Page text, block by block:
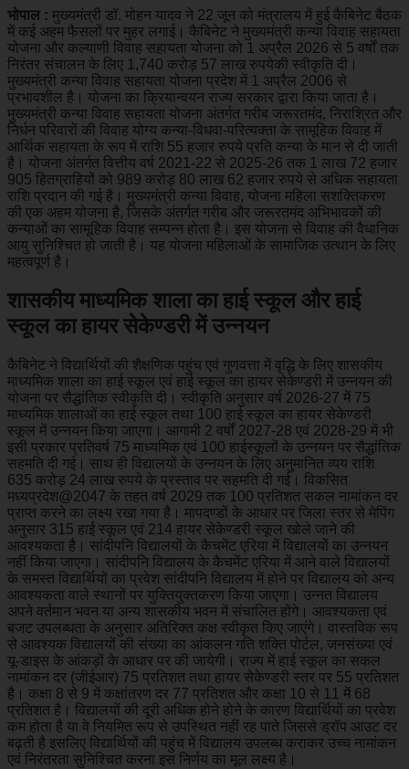
भोपाल : मुख्यमंत्री डॉ. मोहन यादव ने 22 जून को मंत्रालय में हुई कैबिनेट बैठक
में कई अहम फैसलों पर मुहर लगाई। कैबिनेट ने मुख्यमंत्री कन्या विवाह सहायता
योजना और कल्याणी विवाह सहायता योजना को 1 अप्रैल 2026 से 5 वर्षों तक
निरंतर संचालन के लिए 1,740 करोड़ 57 लाख रुपयेकी स्वीकृति दी।
मुख्यमंत्री कन्या विवाह सहायता योजना प्रदेश में 1 अप्रैल 2006 से
प्रभावशील है। योजना का क्रियान्वयन राज्य सरकार द्वारा किया जाता है।
मुख्यमंत्री कन्या विवाह सहायता योजना अंतर्गत गरीब जरूरतमंद, निराश्रित और
निर्धन परिवारों की विवाह योग्य कन्या-विधवा-परित्यक्ता के सामूहिक विवाह में
आर्थिक सहायता के रूप में राशि 55 हजार रुपये प्रति कन्या के मान से दी जाती
है। योजना अंतर्गत वित्तीय वर्ष 2021-22 से 2025-26 तक 1 लाख 72 हजार
905 हितग्राहियों को 989 करोड़ 80 लाख 62 हजार रुपये से अधिक सहायता
राशि प्रदान की गई है। मुख्यमंत्री कन्या विवाह, योजना महिला सशक्तिकरण
की एक अहम योजना है, जिसके अंतर्गत गरीब और जरूरतमंद अभिभावकों की
कन्याओं का सामूहिक विवाह सम्पन्न होता है। इस योजना से विवाह की वैधानिक
आयु सुनिश्चित हो जाती है। यह योजना महिलाओं के सामाजिक उत्थान के लिए
महत्वपूर्ण है।
शासकीय माध्यमिक शाला का हाई स्कूल और हाई
स्कूल का हायर सेकेण्डरी में उन्नयन
कैबिनेट ने विद्यार्थियों की शैक्षणिक पहुंच एवं गुणवत्ता में वृद्धि के लिए शासकीय
माध्यमिक शाला का हाई स्कूल एवं हाई स्कूल का हायर सेकेण्डरी में उन्नयन की
योजना पर सैद्धांतिक स्वीकृति दी। स्वीकृति अनुसार वर्ष 2026-27 में 75
माध्यमिक शालाओं का हाई स्कूल तथा 100 हाई स्कूल का हायर सेकेण्डरी
स्कूल में उन्नयन किया जाएगा। आगामी 2 वर्षों 2027-28 एवं 2028-29 में भी
इसी प्रकार प्रतिवर्ष 75 माध्यमिक एवं 100 हाईस्कूलों के उन्नयन पर सैद्धांतिक
सहमति दी गई। साथ ही विद्यालयों के उन्नयन के लिए अनुमानित व्यय राशि
635 करोड़ 24 लाख रुपये के प्रस्ताव पर सहमति दी गई। विकसित
मध्यप्रदेश@2047 के तहत वर्ष 2029 तक 100 प्रतिशत सकल नामांकन दर
प्राप्त करने का लक्ष्य रखा गया है। मापदण्डों के आधार पर जिला स्तर से मेपिंग
अनुसार 315 हाई स्कूल एवं 214 हायर सेकेण्डरी स्कूल खोले जाने की
आवश्यकता है। सांदीपनि विद्यालयों के कैचमेंट एरिया में विद्यालयों का उन्नयन
नहीं किया जाएगा। सांदीपनि विद्यालय के कैचमेंट एरिया में आने वाले विद्यालयों
के समस्त विद्यार्थियों का प्रवेश सांदीपनि विद्यालय में होने पर विद्यालय को अन्य
आवश्यकता वाले स्थानों पर युक्तियुक्तकरण किया जाएगा। उन्नत विद्यालय
अपने वर्तमान भवन या अन्य शासकीय भवन में संचालित होंगे। आवश्यकता एवं
बजट उपलब्धता के अनुसार अतिरिक्त कक्ष स्वीकृत किए जाएंगे। वास्तविक रूप
से आवश्यक विद्यालयों की संख्या का आंकलन गति शक्ति पोर्टल, जनसंख्या एवं
यू-डाइस के आंकड़ों के आधार पर की जायेगी। राज्य में हाई स्कूल का सकल
नामांकन दर (जीईआर) 75 प्रतिशत तथा हायर सेकेण्डरी स्तर पर 55 प्रतिशत
है। कक्षा 8 से 9 में कक्षांतरण दर 77 प्रतिशत और कक्षा 10 से 11 में 68
प्रतिशत है। विद्यालयों की दूरी अधिक होने होने के कारण विद्यार्थियों का प्रवेश
कम होता है या वे नियमित रूप से उपस्थित नहीं रह पाते जिससे ड्रॉप आउट दर
बढ़ती है इसलिए विद्यार्थियों की पहुंच में विद्यालय उपलब्ध कराकर उच्च नामांकन
एवं निरंतरता सुनिश्चित करना इस निर्णय का मूल लक्ष्य है।